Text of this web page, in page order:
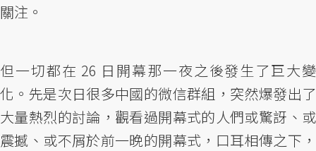
關注。
但一切都在 26 日開幕那一夜之後發生了巨大變
化。先是次日很多中國的微信群組，突然爆發出了
大量熱烈的討論，觀看過開幕式的人們或驚訝、或
震撼、或不屑於前一晚的開幕式，口耳相傳之下，